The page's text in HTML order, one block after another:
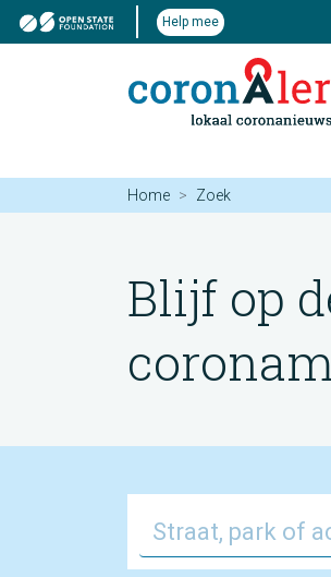
Help mee
Home Zoek
Blijf op